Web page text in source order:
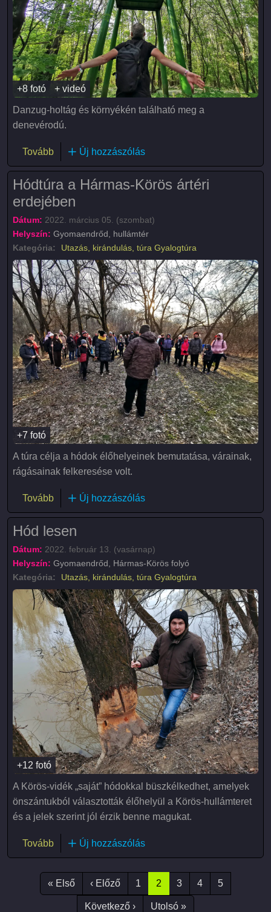
+8 fotó + videó
Danzug-holtág és környékén található meg a
denevérodú.
Tovább(Denevérodú)
Új hozzászólás
Hódtúra a Hármas-Körös ártéri
erdejében
Dátum: 2022. március 05. (szombat)
Helyszín: Gyomaendrőd, hullámtér
Kategória:
Utazás, kirándulás, túra Gyalogtúra
+7 fotó
A túra célja a hódok élőhelyeinek bemutatása, várainak,
rágásainak felkeresése volt.
Tovább(Hódtúra a Hármas-Körös ártéri erdejében)
Új hozzászólás
Hód lesen
Dátum: 2022. február 13. (vasárnap)
Helyszín: Gyomaendrőd, Hármas-Körös folyó
Kategória:
Utazás, kirándulás, túra Gyalogtúra
+12 fotó
A Körös-vidék „saját” hódokkal büszkélkedhet, amelyek
önszántukból választották élőhelyül a Körös-hullámteret
és a jelek szerint jól érzik benne magukat.
Tovább(Hód lesen)Új hozzászólás
« ElsőElső oldal
‹ ElőzőElőző oldal
1 2 3 4 5
Következő ›Következő oldal
Utolsó »Utolsó oldal